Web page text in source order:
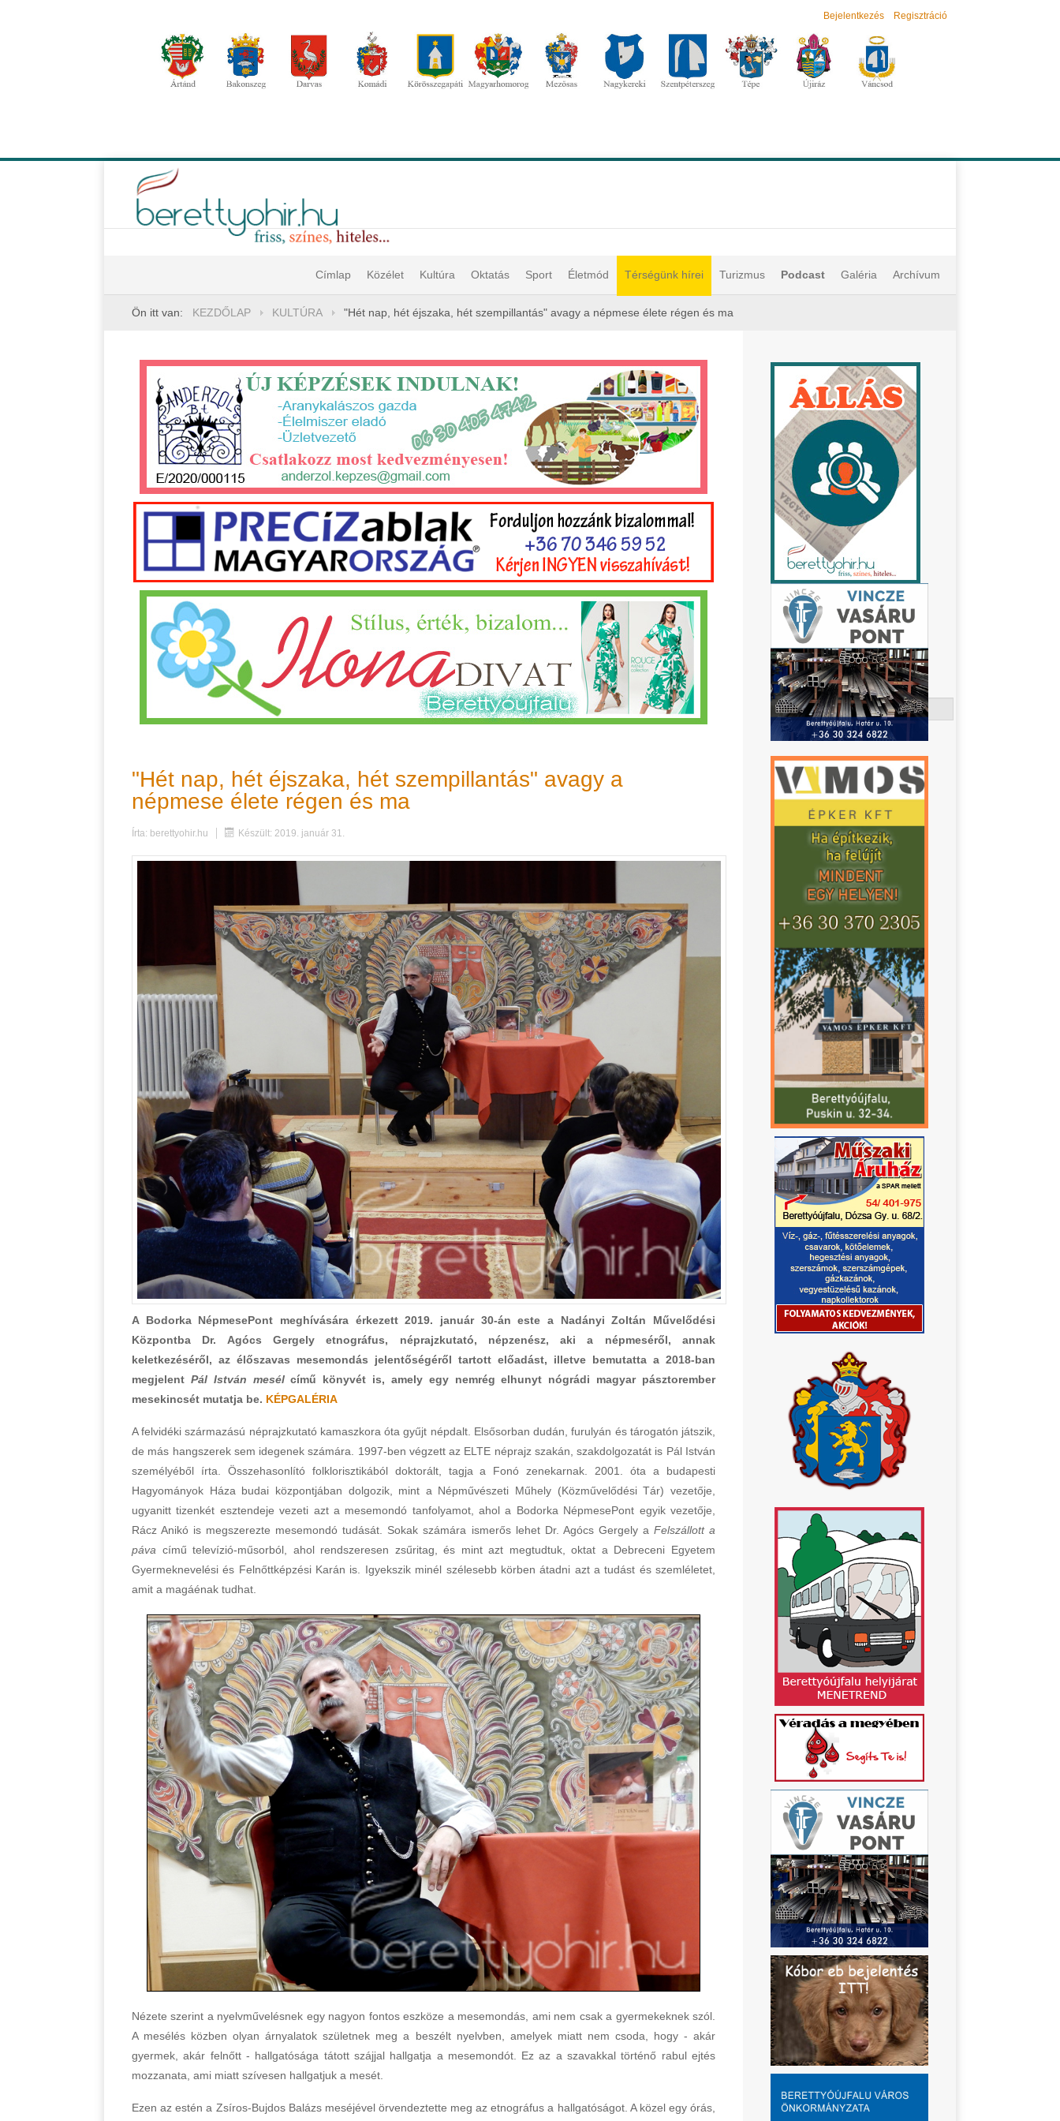
Bejelentkezés Regisztráció
Címlap Közélet Kultúra Oktatás Sport Életmód Térségünk hírei Turizmus Podcast Galéria Archívum
Ön itt van: KEZDŐLAP KULTÚRA "Hét nap, hét éjszaka, hét szempillantás" avagy a népmese élete régen és ma
Keresés
"Hét nap, hét éjszaka, hét szempillantás" avagy a
népmese élete régen és ma
Írta: berettyohir.hu Készült: 2019. január 31.
A Bodorka NépmesePont meghívására érkezett 2019. január 30-án este a Nadányi Zoltán Művelődési
Központba Dr. Agócs Gergely etnográfus, néprajzkutató, népzenész, aki a népmeséről, annak
keletkezéséről, az élőszavas mesemondás jelentőségéről tartott előadást, illetve bemutatta a 2018-ban
megjelent Pál István mesélcímű könyvét is, amely egy nemrég elhunyt nógrádi magyar pásztorember
mesekincsét mutatja be. KÉPGALÉRIA
A felvidéki származású néprajzkutató kamaszkora óta gyűjt népdalt. Elsősorban dudán, furulyán és tárogatón játszik,
de más hangszerek sem idegenek számára. 1997-ben végzett az ELTE néprajz szakán, szakdolgozatát is Pál István
személyéből írta. Összehasonlító folklorisztikából doktorált, tagja a Fonó zenekarnak. 2001. óta a budapesti
Hagyományok Háza budai központjában dolgozik, mint a Népművészeti Műhely (Közművelődési Tár) vezetője,
ugyanitt tizenkét esztendeje vezeti azt a mesemondó tanfolyamot, ahol a Bodorka NépmesePont egyik vezetője,
Rácz Anikó is megszerezte mesemondó tudását. Sokak számára ismerős lehet Dr. Agócs Gergely a Felszállott a
páva című televízió-műsorból, ahol rendszeresen zsűritag, és mint azt megtudtuk, oktat a Debreceni Egyetem
Gyermeknevelési és Felnőttképzési Karán is. Igyekszik minél szélesebb körben átadni azt a tudást és szemléletet,
amit a magáénak tudhat.
Nézete szerint a nyelvművelésnek egy nagyon fontos eszköze a mesemondás, ami nem csak a gyermekeknek szól.
A mesélés közben olyan árnyalatok születnek meg a beszélt nyelvben, amelyek miatt nem csoda, hogy - akár
gyermek, akár felnőtt - hallgatósága tátott szájjal hallgatja a mesemondót. Ez az a szavakkal történő rabul ejtés
mozzanata, ami miatt szívesen hallgatjuk a mesét.
Ezen az estén a Zsíros-Bujdos Balázs meséjével örvendeztette meg az etnográfus a hallgatóságot. A közel egy órás,